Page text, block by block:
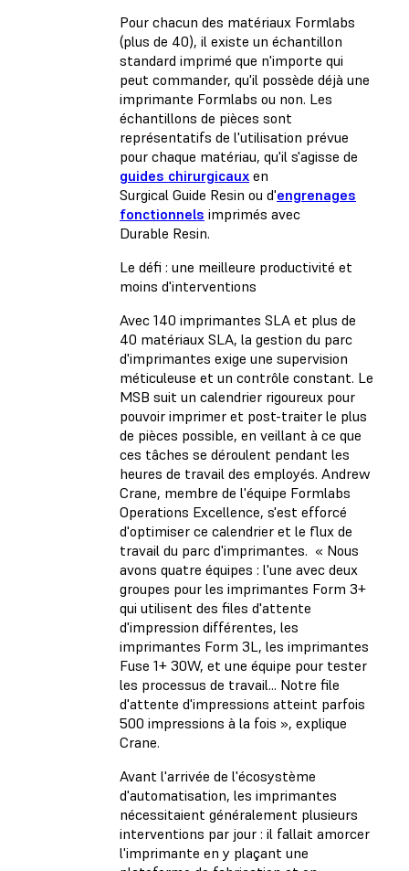
Pour chacun des matériaux Formlabs
(plus de 40), il existe un échantillon
standard imprimé que n'importe qui
peut commander, qu'il possède déjà une
imprimante Formlabs ou non. Les
échantillons de pièces sont
représentatifs de l'utilisation prévue
pour chaque matériau, qu'il s'agisse de
guides chirurgicaux en
Surgical Guide Resin ou d'engrenages
fonctionnels imprimés avec
Durable Resin.
Le défi : une meilleure productivité et
moins d'interventions
Avec 140 imprimantes SLA et plus de
40 matériaux SLA, la gestion du parc
d'imprimantes exige une supervision
méticuleuse et un contrôle constant. Le
MSB suit un calendrier rigoureux pour
pouvoir imprimer et post-traiter le plus
de pièces possible, en veillant à ce que
ces tâches se déroulent pendant les
heures de travail des employés. Andrew
Crane, membre de l'équipe Formlabs
Operations Excellence, s'est efforcé
d'optimiser ce calendrier et le flux de
travail du parc d'imprimantes. « Nous
avons quatre équipes : l'une avec deux
groupes pour les imprimantes Form 3+
qui utilisent des files d'attente
d'impression différentes, les
imprimantes Form 3L, les imprimantes
Fuse 1+ 30W, et une équipe pour tester
les processus de travail... Notre file
d'attente d'impressions atteint parfois
500 impressions à la fois », explique
Crane.
Avant l'arrivée de l'écosystème
d'automatisation, les imprimantes
nécessitaient généralement plusieurs
interventions par jour : il fallait amorcer
l'imprimante en y plaçant une